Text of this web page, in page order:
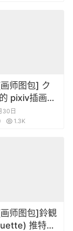
师图包] ク
pixiv插画合
到220330]
30日
1.3K
师图包]鈴観
推特图